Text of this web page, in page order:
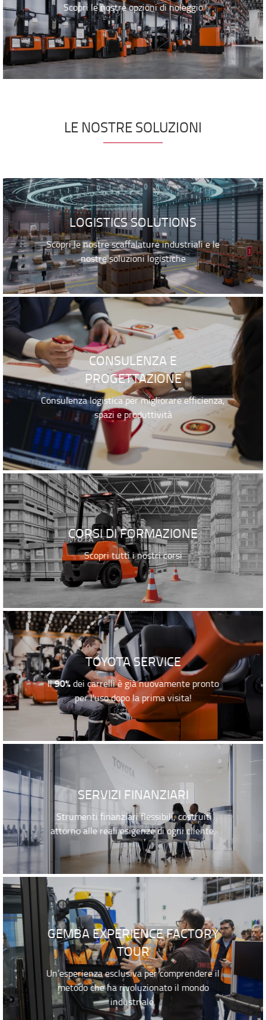
Scopri le nostre opzioni di noleggio
LE NOSTRE SOLUZIONI
LOGISTICS SOLUTIONS
Scopri le nostre scaffalature industriali e le
nostre soluzioni logistiche
CONSULENZA E
PROGETTAZIONE
Consulenza logistica per migliorare efficienza,
spazi e produttività
CORSI DI FORMAZIONE
Scopri tutti i nostri corsi
TOYOTA SERVICE
Il90%dei carrelli è già nuovamente pronto
per l'uso dopo la prima visita!
SERVIZI FINANZIARI
Strumenti finanziari flessibili, costruiti
attorno alle reali esigenze di ogni cliente.
GEMBA EXPERIENCE FACTORY
TOUR
Un’esperienza esclusiva per comprendere il
metodo che ha rivoluzionato il mondo
industriale.